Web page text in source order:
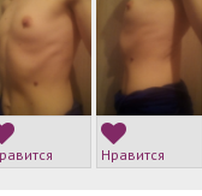
Нравится